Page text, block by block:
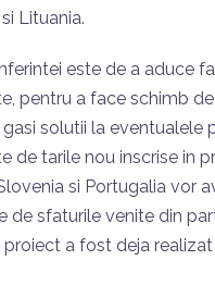
Lituania.
este de a aduce
pentru a face schimb
gasi solutii la eventualele
de tarile nou inscrise in
si Portugalia vor
de sfaturile venite din
proiect a fost deja